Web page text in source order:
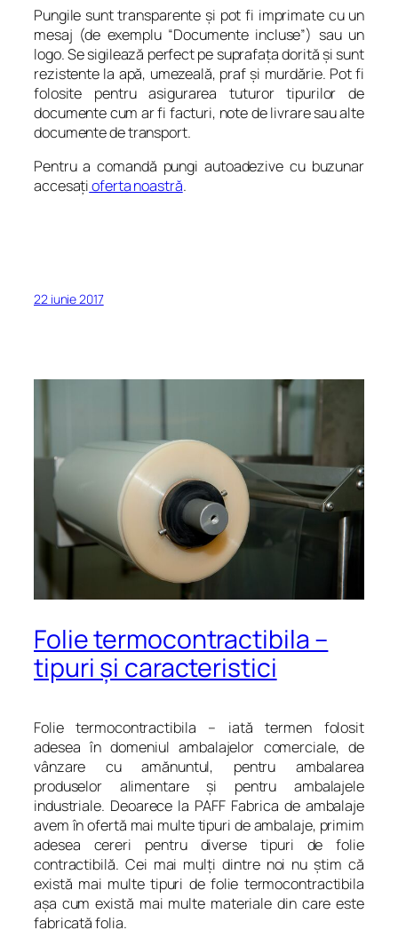
Pungile sunt transparente şi pot fi imprimate cu un
mesaj (de exemplu “Documente incluse”) sau un
logo. Se sigilează perfect pe suprafaţa dorită şi sunt
rezistente la apă, umezeală, praf şi murdărie. Pot fi
folosite pentru asigurarea tuturor tipurilor de
documente cum ar fi facturi, note de livrare sau alte
documente de transport.
Pentru a comandă pungi autoadezive cu buzunar
accesaţioferta noastră.
22 iunie 2017
Folie termocontractibila –
tipuri şi caracteristici
Folie termocontractibila – iată termen folosit
adesea în domeniul ambalajelor comerciale, de
vânzare cu amănuntul, pentru ambalarea
produselor alimentare şi pentru ambalajele
industriale. Deoarece la PAFF Fabrica de ambalaje
avem în ofertă mai multe tipuri de ambalaje, primim
adesea cereri pentru diverse tipuri de folie
contractibilă. Cei mai mulţi dintre noi nu ştim că
există mai multe tipuri de folie termocontractibila
aşa cum există mai multe materiale din care este
fabricată folia.